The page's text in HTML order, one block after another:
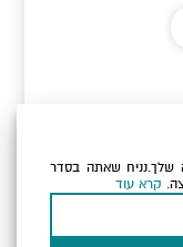
הפרטיות ולמדיניות
שלך.נניח שאתה בסדר
קרא עוד